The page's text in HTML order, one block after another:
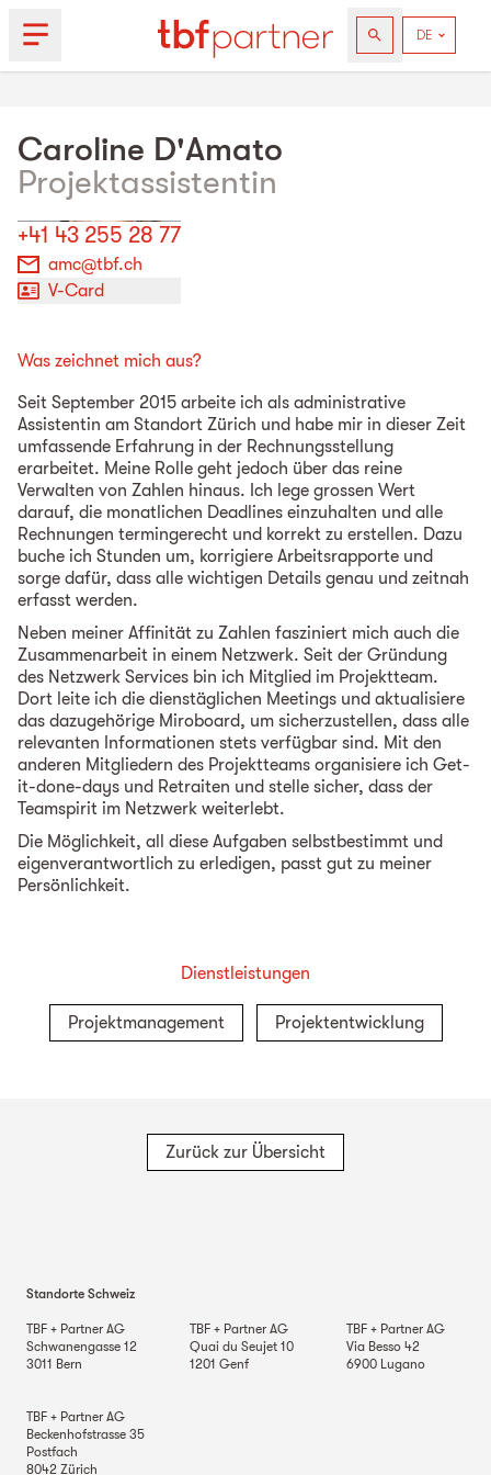
Caroline D'Amato
Projektassistentin
+41 43 255 28 77
amc@tbf.ch
V-Card
Was zeichnet mich aus?
Seit September 2015 arbeite ich als administrative
Assistentin am Standort Zürich und habe mir in dieser Zeit
umfassende Erfahrung in der Rechnungsstellung
erarbeitet. Meine Rolle geht jedoch über das reine
Verwalten von Zahlen hinaus. Ich lege grossen Wert
darauf, die monatlichen Deadlines einzuhalten und alle
Rechnungen termingerecht und korrekt zu erstellen. Dazu
buche ich Stunden um, korrigiere Arbeitsrapporte und
sorge dafür, dass alle wichtigen Details genau und zeitnah
erfasst werden.
Neben meiner Affinität zu Zahlen fasziniert mich auch die
Zusammenarbeit in einem Netzwerk. Seit der Gründung
des Netzwerk Services bin ich Mitglied im Projektteam.
Dort leite ich die dienstäglichen Meetings und aktualisiere
das dazugehörige Miroboard, um sicherzustellen, dass alle
relevanten Informationen stets verfügbar sind. Mit den
anderen Mitgliedern des Projektteams organisiere ich Get-
it-done-days und Retraiten und stelle sicher, dass der
Teamspirit im Netzwerk weiterlebt.
Die Möglichkeit, all diese Aufgaben selbstbestimmt und
eigenverantwortlich zu erledigen, passt gut zu meiner
Persönlichkeit.
Dienstleistungen
Projektmanagement Projektentwicklung
Zurück zur Übersicht
Standorte Schweiz
TBF + Partner AG
Schwanengasse 12
3011 Bern
TBF + Partner AG
Quai du Seujet 10
1201 Genf
TBF + Partner AG
Via Besso 42
6900 Lugano
TBF + Partner AG
Beckenhofstrasse 35
Postfach
8042 Zürich